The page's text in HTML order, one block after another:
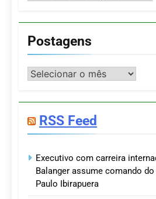
Postagens
Postagens
RSS Feed
Executivo com carreira
Balanger assume comando do
Paulo Ibirapuera